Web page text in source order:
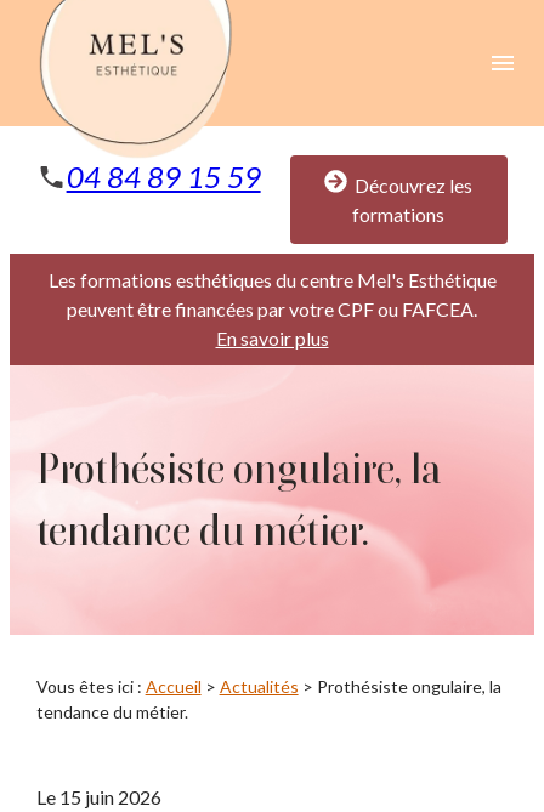
menu
04 84 89 15 59
Découvrez les
formations
Les formations esthétiques du centre Mel's Esthétique
peuvent être financées par votre CPF ou FAFCEA.
En savoir plus
Prothésiste ongulaire, la
tendance du métier.
Vous êtes ici : Accueil > Actualités > Prothésiste ongulaire, la
tendance du métier.
Le 15 juin 2026
Panneau de gestion des cookies